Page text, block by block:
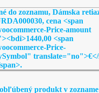
produkt v zozname